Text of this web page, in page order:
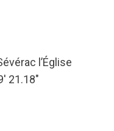
l’Église
21.18″